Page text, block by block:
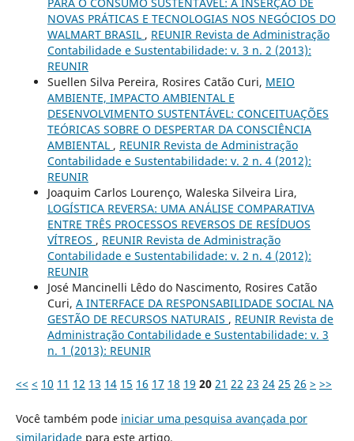
NOVAS PRÁTICAS E TECNOLOGIAS NOS NEGÓCIOS DO
WALMART BRASIL , REUNIR Revista de Administração
Contabilidade e Sustentabilidade: v. 3 n. 2 (2013):
REUNIR
Suellen Silva Pereira, Rosires Catão Curi, MEIO
AMBIENTE, IMPACTO AMBIENTAL E
DESENVOLVIMENTO SUSTENTÁVEL: CONCEITUAÇÕES
TEÓRICAS SOBRE O DESPERTAR DA CONSCIÊNCIA
AMBIENTAL , REUNIR Revista de Administração
Contabilidade e Sustentabilidade: v. 2 n. 4 (2012):
REUNIR
Joaquim Carlos Lourenço, Waleska Silveira Lira,
LOGÍSTICA REVERSA: UMA ANÁLISE COMPARATIVA
ENTRE TRÊS PROCESSOS REVERSOS DE RESÍDUOS
VÍTREOS , REUNIR Revista de Administração
Contabilidade e Sustentabilidade: v. 2 n. 4 (2012):
REUNIR
José Mancinelli Lêdo do Nascimento, Rosires Catão
Curi, A INTERFACE DA RESPONSABILIDADE SOCIAL NA
GESTÃO DE RECURSOS NATURAIS , REUNIR Revista de
Administração Contabilidade e Sustentabilidade: v. 3
n. 1 (2013): REUNIR
<< < 10 11 12 13 14 15 16 17 18 19 20 21 22 23 24 25 26 > >>
Você também pode iniciar uma pesquisa avançada por
similaridadepara este artigo.